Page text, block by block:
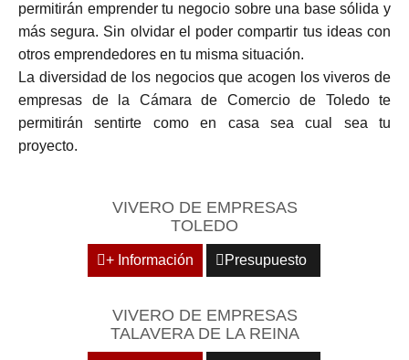
permitirán emprender tu negocio sobre una base sólida y
más segura. Sin olvidar el poder compartir tus ideas con
otros emprendedores en tu misma situación.
La diversidad de los negocios que acogen los viveros de
empresas de la Cámara de Comercio de Toledo te
permitirán sentirte como en casa sea cual sea tu
proyecto.
VIVERO DE EMPRESAS
TOLEDO
+ Información Presupuesto
VIVERO DE EMPRESAS
TALAVERA DE LA REINA